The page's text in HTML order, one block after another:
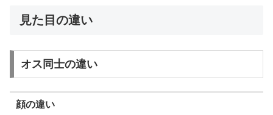
見た目の違い
オス同士の違い
顔の違い